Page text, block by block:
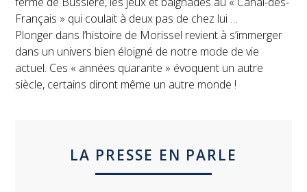
Français » qui coulait à deux pas de chez lui …
Plonger dans l’histoire de Morissel revient à s’immerger
dans un univers bien éloigné de notre mode de vie
actuel. Ces « années quarante » évoquent un autre
siècle, certains diront même un autre monde !
LA PRESSE EN PARLE